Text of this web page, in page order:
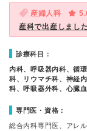
産婦人科
産科で出産しました
診療科目：
内科、呼吸器内科、循
科、リウマチ科、神経
科、呼吸器外科、心臓
専門医・資格：
総合内科専門医、アレ